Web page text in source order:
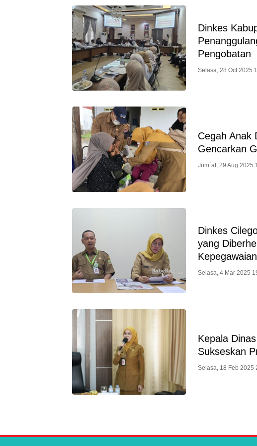
Dinkes
Pengobatan
Selasa, 28 Oct 2025
Cegah Anak
Gencarkan
Jum`at, 29 Aug 2025
Dinkes
yang
Kepegawaian
Selasa, 4 Mar 2025
Kepala
Sukseskan
Selasa, 18 Feb 2025